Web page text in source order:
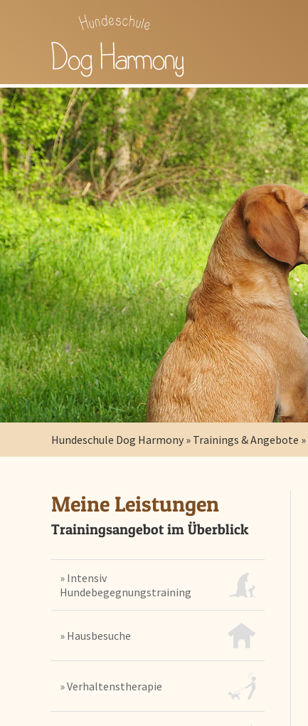
Hundeschule Dog Harmony » Trainings & Angebote »
Meine Leistungen
Trainingsangebot im Überblick
» Intensiv
Hundebegegnungstraining
» Hausbesuche
» Verhaltenstherapie